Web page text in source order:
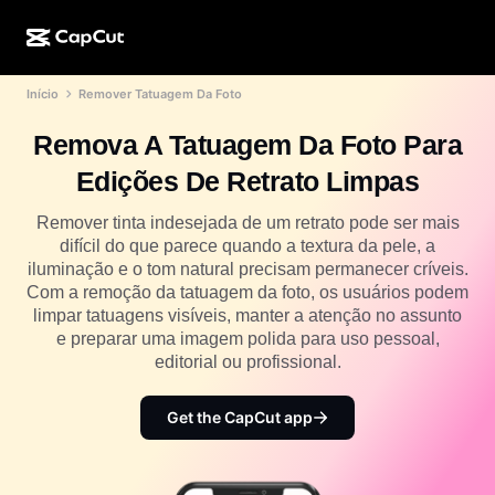
CapCut online
CapCut Pad
CapCut para celular
Dreamina AI
Pippit AI
Design de IA
Estúdio de vídeo
Gerador de vídeo de IA
Gerador de imagem de IA
Aprimorador de imagens de IA
Nano Banana Pro
Ferramentas de IA
Editor e gerador de vídeos
Editor e gerador de imagens
Gerador e editor de voz
Mais
Modelos de datas especiais
Mais
Modelos de calendário
Modelos de aniversário
Comunidade
Iniciativas
Afiliados
Programa de pioneiros
Programa de parceiros criativos
Campus criativo CapCut
Início Remover Tatuagem Da Foto
Remova A Tatuagem Da Foto Para
Edições De Retrato Limpas
Remover tinta indesejada de um retrato pode ser mais
difícil do que parece quando a textura da pele, a
iluminação e o tom natural precisam permanecer críveis.
Com a remoção da tatuagem da foto, os usuários podem
limpar tatuagens visíveis, manter a atenção no assunto
e preparar uma imagem polida para uso pessoal,
editorial ou profissional.
Get the CapCut app